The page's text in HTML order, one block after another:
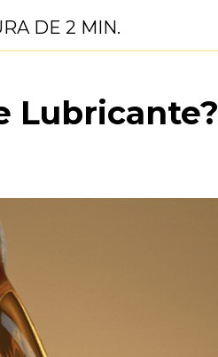
DE 2 MIN.
Lubricante?